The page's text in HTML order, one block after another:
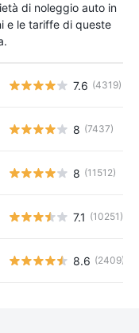
di noleggio auto in
e le tariffe di queste
7.6 (4319)
8 (7437)
8 (11512)
7.1 (10251)
8.6 (2409)